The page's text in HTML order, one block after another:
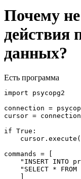
Почему
действия
данных?
Есть программа
import psycopg2
connection =
cursor =
if True:
commands = [
"INSERT INTO
"SELECT * FROM